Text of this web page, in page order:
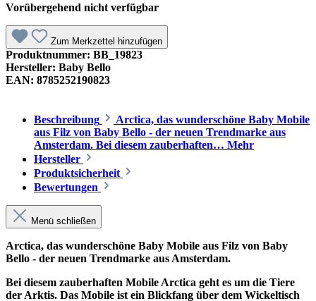
Vorübergehend nicht verfügbar
Zum Merkzettel hinzufügen
Produktnummer: BB_19823
Hersteller: Baby Bello
EAN: 8785252190823
Beschreibung
Arctica, das wunderschöne Baby Mobile
aus Filz von Baby Bello - der neuen Trendmarke aus
Amsterdam. Bei diesem zauberhaften… Mehr
Hersteller
Produktsicherheit
Bewertungen
Menü schließen
Arctica, das wunderschöne Baby Mobile aus Filz von Baby
Bello - der neuen Trendmarke aus Amsterdam.
Bei diesem zauberhaften Mobile Arctica geht es um die Tiere
der Arktis. Das Mobile ist ein Blickfang über dem Wickeltisch